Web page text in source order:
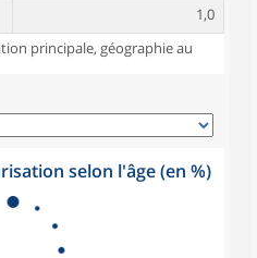
1,0
principale, géographie au
selon l'âge (en %)